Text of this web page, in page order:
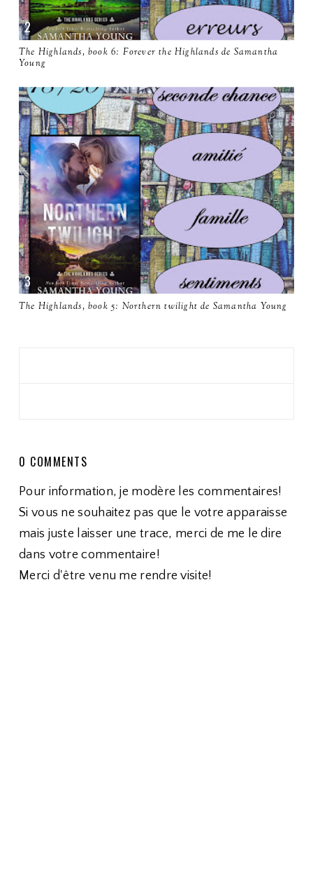
The Highlands, book 6: Forever the Highlands de Samantha
Young
The Highlands, book 5: Northern twilight de Samantha Young
0 COMMENTS
Pour information, je modère les commentaires!
Si vous ne souhaitez pas que le votre apparaisse
mais juste laisser une trace, merci de me le dire
dans votre commentaire!
Merci d'être venu me rendre visite!